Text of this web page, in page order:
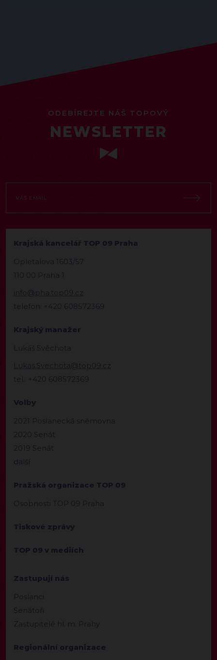
ODEBÍREJTE NÁŠ TOPOVÝ
NEWSLETTER
Krajská kancelář TOP 09 Praha
Opletalova 1603/57
110 00 Praha 1
info@pha.top09.cz
telefon: +420 608572369
Krajský manažer
Lukáš Svěchota
Lukas.Svechota@top09.cz
tel.: +420 608572369
Volby
2021 Poslanecká sněmovna
2020 Senát
2019 Senát
další
Pražská organizace TOP 09
Osobnosti TOP 09 Praha
Tiskové zprávy
TOP 09 v mediích
Zastupují nás
Poslanci
Senátoři
Zastupitelé hl. m. Prahy
Regionální organizace